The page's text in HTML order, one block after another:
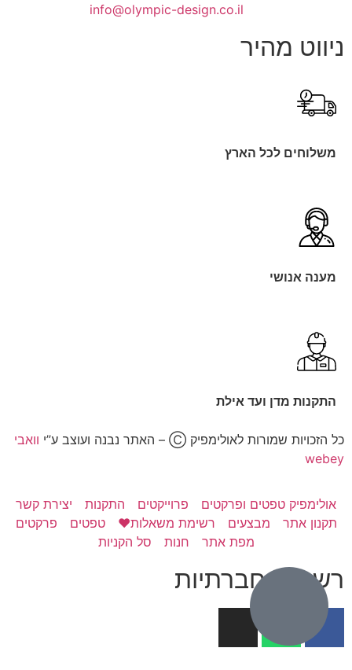
רשתות חברתיות
ניווט מהיר
משלוחים לכל הארץ
מענה אנושי
התקנות מדן ועד אילת
כל הזכויות שמורות לאולימפיק Ⓒ – האתר נבנה ועוצב ע”י
וואבי
webey
אולימפיק טפטים ופרקטים פרוייקטים התקנות
יצירת קשר
תקנון אתר
מבצעים רשימת משאלות❤️ טפטים
פרקטים
מפת אתר
חנות סל הקניות
info@olympic-design.co.il